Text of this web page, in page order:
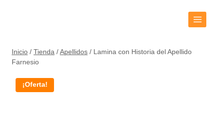
Inicio / Tienda / Apellidos / Lamina con Historia del Apellido
Farnesio
¡Oferta!